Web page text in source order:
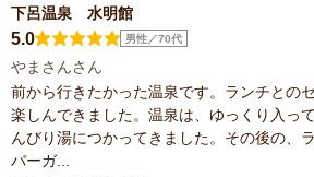
下呂温泉 水明館
5.0 男性／70代
やまさんさん
前から行きたかった温泉です。ランチとの
楽しんできました。温泉は、ゆっくり入っ
んびり湯につかってきました。その後の、
バーガ...